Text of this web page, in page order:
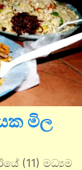
මිල
(11) මධ්‍යම